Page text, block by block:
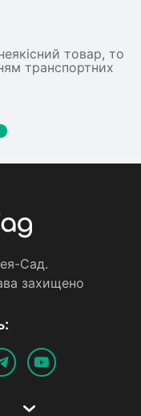
товар, то
транспортних
Сад.
захищено